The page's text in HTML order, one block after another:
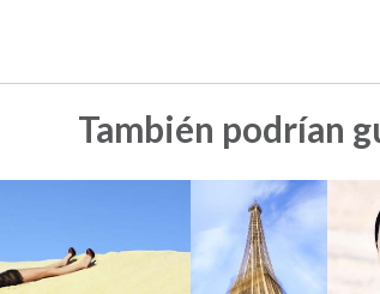
También podrían